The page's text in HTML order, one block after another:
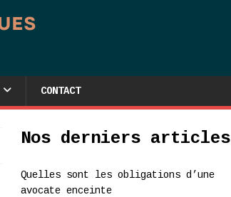
CONTACT
Nos derniers articles
Quelles sont les obligations d’une
avocate enceinte